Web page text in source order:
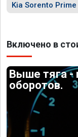
Kia Sorento
Включено в
Выше тяга -
оборотов.